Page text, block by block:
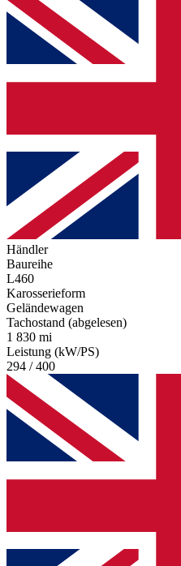
Händler
Baureihe
L460
Karosserieform
Geländewagen
Tachostand (abgelesen)
1 830 mi
Leistung (kW/PS)
294 / 400